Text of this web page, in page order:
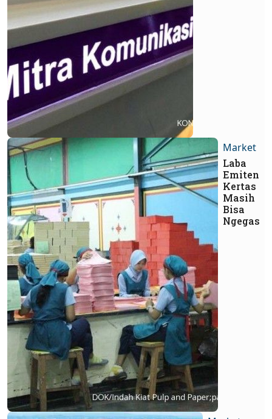
Market
Laba
Emiten
Kertas
Masih
Bisa
Ngegas